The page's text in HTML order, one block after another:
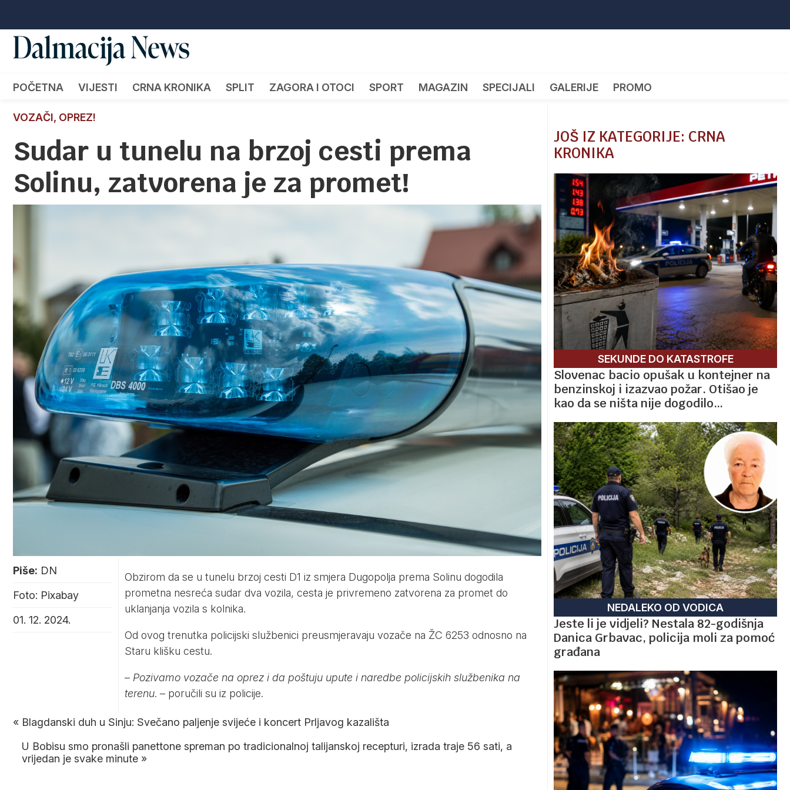
POČETNA VIJESTI CRNA KRONIKA SPLIT ZAGORA I OTOCI SPORT MAGAZIN SPECIJALI GALERIJE PROMO
VOZAČI, OPREZ!
Sudar u tunelu na brzoj cesti prema
Solinu, zatvorena je za promet!
Piše: DN
Foto: Pixabay
01. 12. 2024.
Obzirom da se u tunelu brzoj cesti D1 iz smjera Dugopolja prema Solinu dogodila
prometna nesreća sudar dva vozila, cesta je privremeno zatvorena za promet do
uklanjanja vozila s kolnika.
Od ovog trenutka policijski službenici preusmjeravaju vozače na ŽC 6253 odnosno na
Staru klišku cestu.
– Pozivamo vozače na oprez i da poštuju upute i naredbe policijskih službenika na
terenu. – poručili su iz policije.
« Blagdanski duh u Sinju: Svečano paljenje svijeće i koncert Prljavog kazališta
U Bobisu smo pronašli panettone spreman po tradicionalnoj talijanskoj recepturi, izrada traje 56 sati, a
vrijedan je svake minute »
JOŠ IZ KATEGORIJE: CRNA
KRONIKA
SEKUNDE DO KATASTROFE
Slovenac bacio opušak u kontejner na
benzinskoj i izazvao požar. Otišao je
kao da se ništa nije dogodilo…
NEDALEKO OD VODICA
Jeste li je vidjeli? Nestala 82-godišnja
Danica Grbavac, policija moli za pomoć
građana